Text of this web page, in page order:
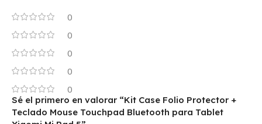
0
0
0
0
0
Sé el primero en valorar “Kit Case Folio Protector +
Teclado Mouse Touchpad Bluetooth para Tablet